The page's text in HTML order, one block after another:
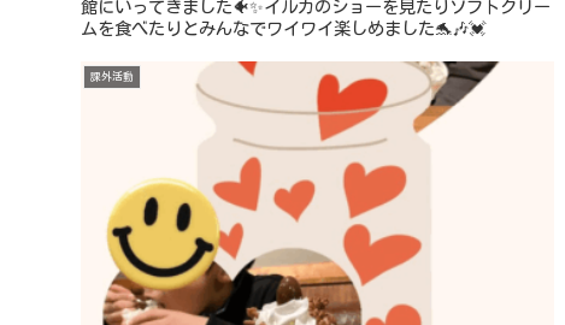
館にいってきました🐠✨イルカのショーを見たりソフトクリー
ムを食べたりとみんなでワイワイ楽しめました🐬🎶💓
課外活動